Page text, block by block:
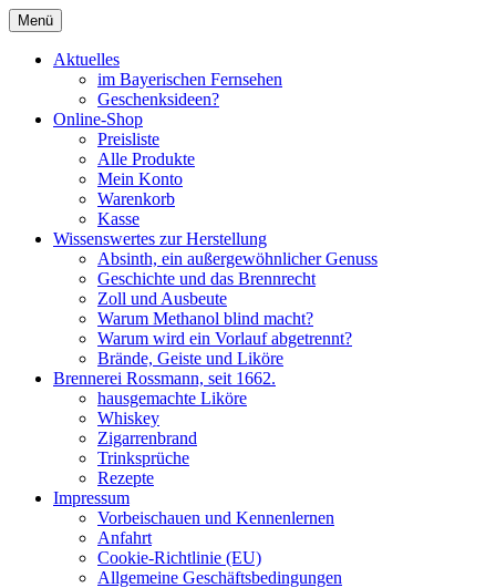
Brennerei Rossmann Albstadt
Menü Zum
Inhalt
springen
Aktuelles
im Bayerischen Fernsehen
Geschenksideen?
Online-Shop
Preisliste
Alle Produkte
Mein Konto
Warenkorb
Kasse
Wissenswertes zur Herstellung
Absinth, ein außergewöhnlicher Genuss
Geschichte und das Brennrecht
Zoll und Ausbeute
Warum Methanol blind macht?
Warum wird ein Vorlauf abgetrennt?
Brände, Geiste und Liköre
Brennerei Rossmann, seit 1662.
hausgemachte Liköre
Whiskey
Zigarrenbrand
Trinksprüche
Rezepte
Impressum
Vorbeischauen und Kennenlernen
Anfahrt
Cookie-Richtlinie (EU)
Allgemeine Geschäftsbedingungen